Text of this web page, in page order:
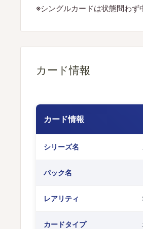
※シングルカードは状態問わず
カード情報
カード情報
シリーズ名
パック名
レアリティ
カードタイプ